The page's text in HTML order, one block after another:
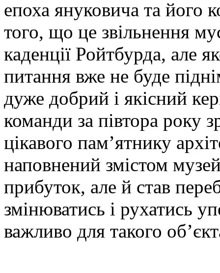
епоха януковича та його
того, що це звільнення
каденції Ройтбурда, але
питання вже не буде
дуже добрий і якісний
команди за півтора року
цікавого пам’ятнику
наповнений змістом
прибуток, але й став
змінюватись і рухатись
важливо для такого